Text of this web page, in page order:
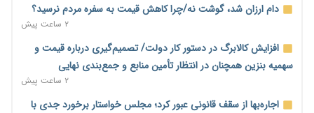
دام ارزان شد، گوشت نه/چرا کاهش قیمت به سفره مردم نرسید؟
۲ ساعت پیش
افزایش کالابرگ در دستور کار دولت/ تصمیم‌گیری درباره قیمت و
سهمیه بنزین همچنان در انتظار تأمین منابع و جمع‌بندی نهایی
۲ ساعت پیش
اجاره‌بها از سقف قانونی عبور کرد؛ مجلس خواستار برخورد جدی با